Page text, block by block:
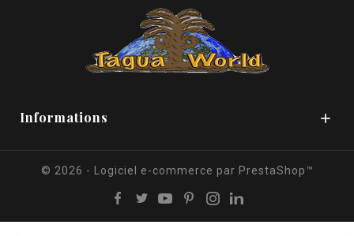
Informations 
© 2026 - Logiciel e-commerce par PrestaShop™